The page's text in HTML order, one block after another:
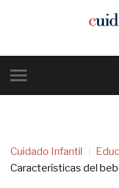
Cuidado Infantil
Características del